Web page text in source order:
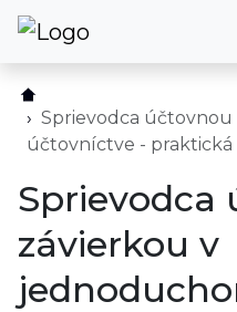
Služby
O nás
Blog
Kontakt
Sprievodca
účtovníctve - praktická
Sprievodca
závierkou v